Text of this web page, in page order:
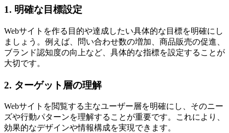
1. 明確な目標設定
Webサイトを作る目的や達成したい具体的な目標を明確にし
ましょう。例えば、問い合わせ数の増加、商品販売の促進、
ブランド認知度の向上など、 具体的な指標を設定することが
大切です。
2. ターゲット層の理解
Webサイトを閲覧する主なユーザー層を明確にし、そのニー
ズや行動パターンを理解することが重要です。これにより、
効果的なデザインや情報構成を実現できます。